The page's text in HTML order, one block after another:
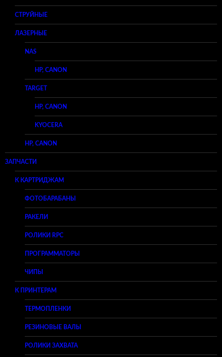
СТРУЙНЫЕ
ЛАЗЕРНЫЕ
NAS
HP, CANON
TARGET
HP, CANON
KYOCERA
HP, CANON
ЗАПЧАСТИ
К КАРТРИДЖАМ
ФОТОБАРАБАНЫ
РАКЕЛИ
РОЛИКИ RPC
ПРОГРАММАТОРЫ
ЧИПЫ
К ПРИНТЕРАМ
ТЕРМОПЛЕНКИ
РЕЗИНОВЫЕ ВАЛЫ
РОЛИКИ ЗАХВАТА